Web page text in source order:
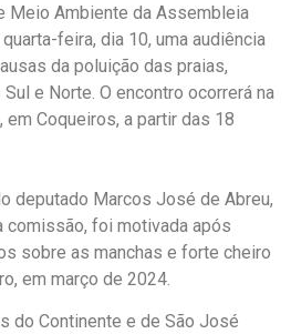
Meio Ambiente da Assembleia
feira, dia 10, uma audiência
da poluição das praias,
e Norte. O encontro ocorrerá na
em Coqueiros, a partir das 18
deputado Marcos José de Abreu,
comissão, foi motivada após
sobre as manchas e forte cheiro
em março de 2024.
do Continente e de São José